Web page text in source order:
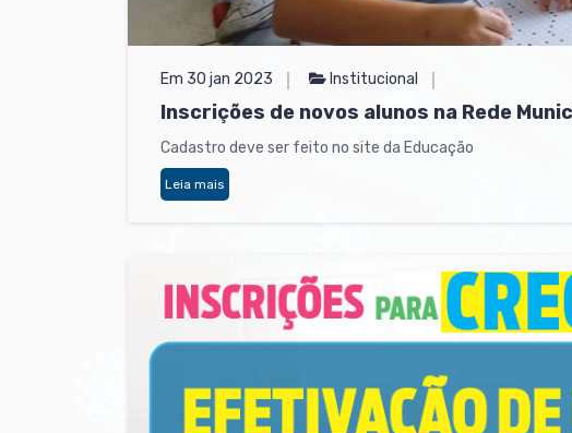
Em 30 jan 2023 Institucional
Inscrições de novos alunos na Rede
Cadastro deve ser feito no site da Educação
Leia mais